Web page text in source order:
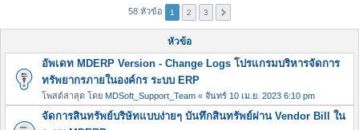
n
58 หัวข้อ 1 2 3
หัวข้อ
อัพเดท MDERP Version - Change Logs โปรแกรมบริหารจัดการ
ทรัพยากรภายในองค์กร ระบบ ERP
โพสต์ล่าสุด โดย MDSoft_Support_Team « จันทร์ 10 เม.ย. 2023 6:10 pm
จัดการสินทรัพย์บริษัทแบบง่ายๆ บันทึกสินทรัพย์ผ่าน Vendor Bill ใน